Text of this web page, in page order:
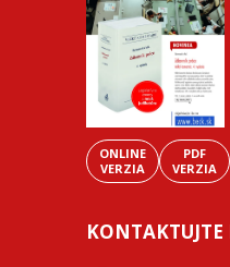
ONLINE
VERZIA
PDF
VERZIA
KONTAKTUJTE